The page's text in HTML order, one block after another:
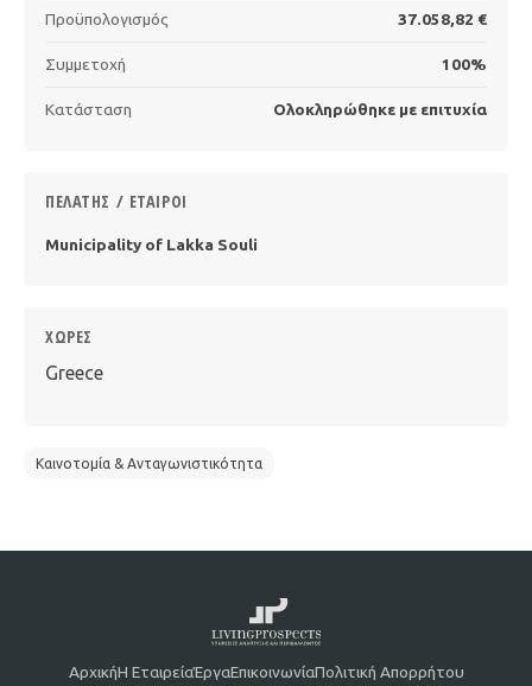
Προϋπολογισμός 37.058,82 €
Συμμετοχή 100%
Κατάσταση Ολοκληρώθηκε με επιτυχία
ΠΕΛΆΤΗΣ / ΕΤΑΊΡΟΙ
Municipality of Lakka Souli
ΧΏΡΕΣ
Greece
Καινοτομία & Ανταγωνιστικότητα
ΑρχικήΗ ΕταιρείαΈργαΕπικοινωνίαΠολιτική Απορρήτου